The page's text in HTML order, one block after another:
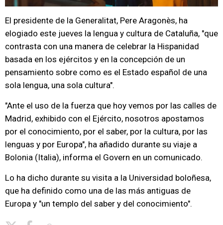
El presidente de la Generalitat, Pere Aragonès, ha
elogiado este jueves la lengua y cultura de Cataluña, "que
contrasta con una manera de celebrar la Hispanidad
basada en los ejércitos y en la concepción de un
pensamiento sobre como es el Estado español de una
sola lengua, una sola cultura".
"Ante el uso de la fuerza que hoy vemos por las calles de
Madrid, exhibido con el Ejército, nosotros apostamos
por el conocimiento, por el saber, por la cultura, por las
lenguas y por Europa", ha añadido durante su viaje a
Bolonia (Italia), informa el Govern en un comunicado.
Lo ha dicho durante su visita a la Universidad boloñesa,
que ha definido como una de las más antiguas de
Europa y "un templo del saber y del conocimiento".